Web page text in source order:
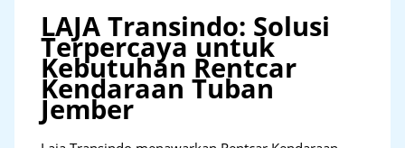
LAJA Transindo: Solusi
Terpercaya untuk
Kebutuhan Rentcar
Kendaraan Tuban
Jember